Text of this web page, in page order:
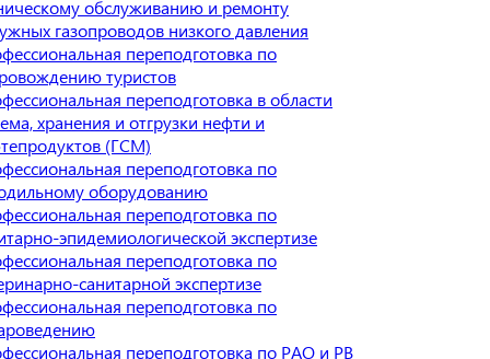
обслуживанию и ремонту
газопроводов низкого давления
переподготовка по
туристов
переподготовка в области
хранения и отгрузки нефти и
(ГСМ)
переподготовка по
оборудованию
переподготовка по
эпидемиологической экспертизе
переподготовка по
санитарной экспертизе
переподготовка по
переподготовка по РАО и РВ